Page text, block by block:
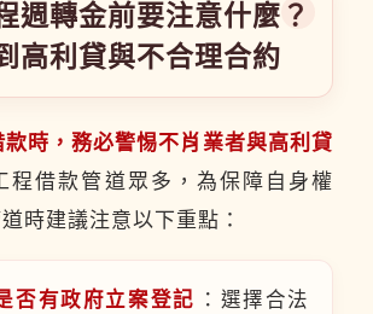
週轉金前要注意什麼？
高利貸與不合理合約
時，務必警惕不肖業者與高利貸
程借款管道眾多，為保障自身權
時建議注意以下重點：
否有政府立案登記 ：選擇合法